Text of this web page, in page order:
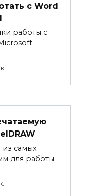
с Word
работы с
из самых
для работы